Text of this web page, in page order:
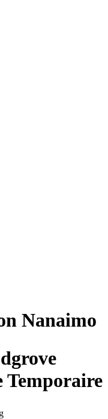
Nanaimo
Temporaire